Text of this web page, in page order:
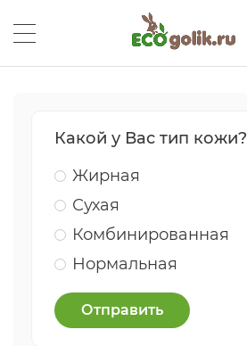
Какой у Вас тип кожи?
Жирная
Сухая
Комбинированная
Нормальная
Отправить